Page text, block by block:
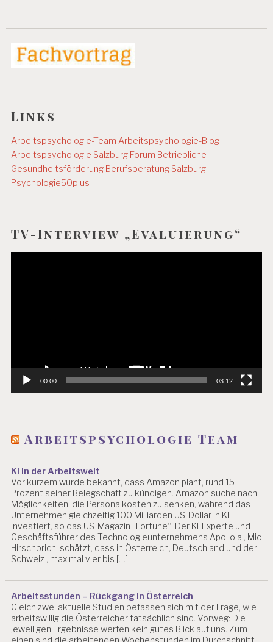
Links
Arbeitspsychologie-TeamArbeitspsychologie-Blog
Arbeitspsychologie Salzburg Forum Betriebliche
Gesundheitsförderung Berufsberatung Salzburg
Psychologie50plus
TV-Interview „Evaluierung“
00:00 03:12
Arbeitspsychologie Team
KI in der Arbeitswelt
Vor kurzem wurde bekannt, dass Amazon plant, rund 15
Prozent seiner Belegschaft zu kündigen. Amazon suche nach
Möglichkeiten, die Personalkosten zu senken, während das
Unternehmen gleichzeitig 100 Milliarden US-Dollar in KI
investiert, so das US-Magazin „Fortune“. Der KI-Experte und
Geschäftsführer des Technologieunternehmens Apollo.ai, Mic
Hirschbrich, schätzt, dass in Österreich, Deutschland und der
Schweiz „maximal vier bis […]
Arbeitsstunden – Rückgang in Österreich
Gleich zwei aktuelle Studien befassen sich mit der Frage, wie
arbeitswillig die Österreicher tatsächlich sind. Vorweg: Die
jeweiligen Ergebnisse werfen kein gutes Blick auf uns. Zum
einen sind die arbeitenden Wochenstunden im Durchschnitt